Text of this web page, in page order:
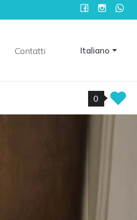
Contatti Italiano
0